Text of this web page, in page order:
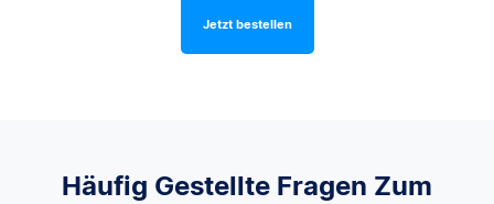
Jetzt bestellen
Häufig Gestellte Fragen Zum